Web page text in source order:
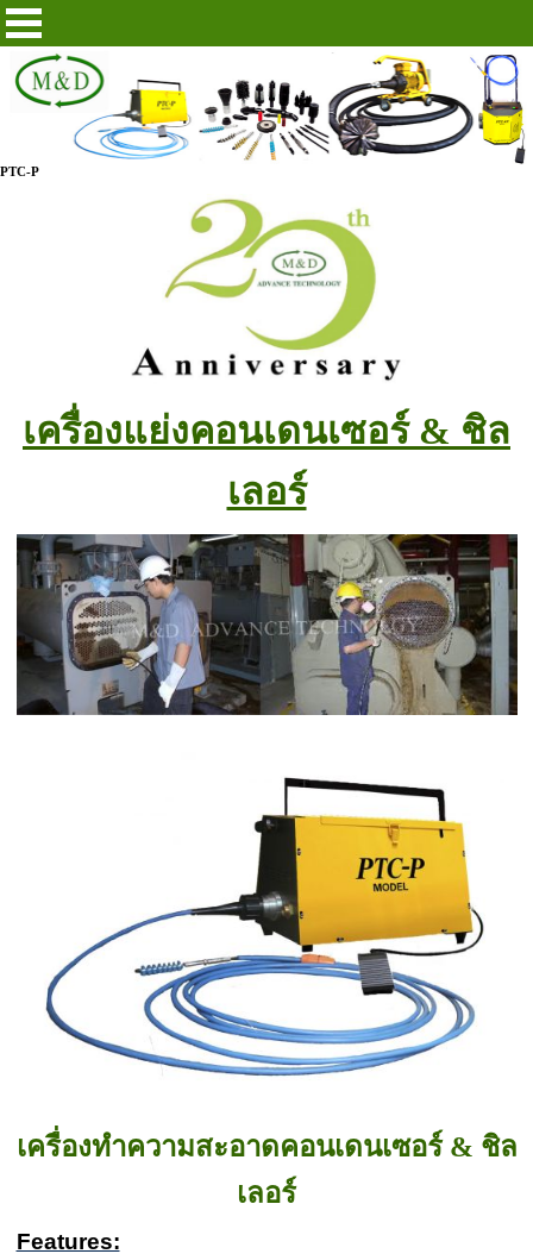
PTC-P
เครื่องแย่งคอนเดนเซอร์ & ชิล
เลอร์
เครื่องทำความสะอาดคอนเดนเซอร์ & ชิล
เลอร์
Features: